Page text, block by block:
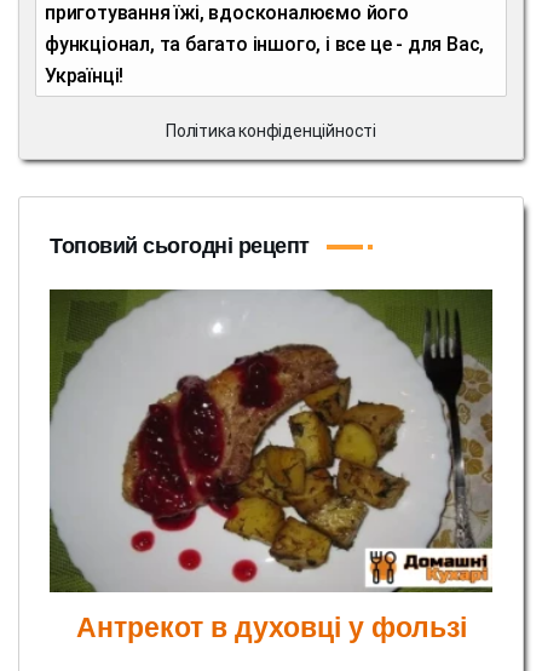
приготування їжі, вдосконалюємо його
функціонал, та багато іншого, і все це - для Вас,
Українці!
Політика конфіденційності
Топовий сьогодні рецепт
Антрекот в духовці у фользі